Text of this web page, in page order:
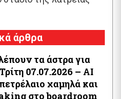
άρθρα
τα άστρα για
07.07.2026 – AI
χαμηλά και
στο boardroom